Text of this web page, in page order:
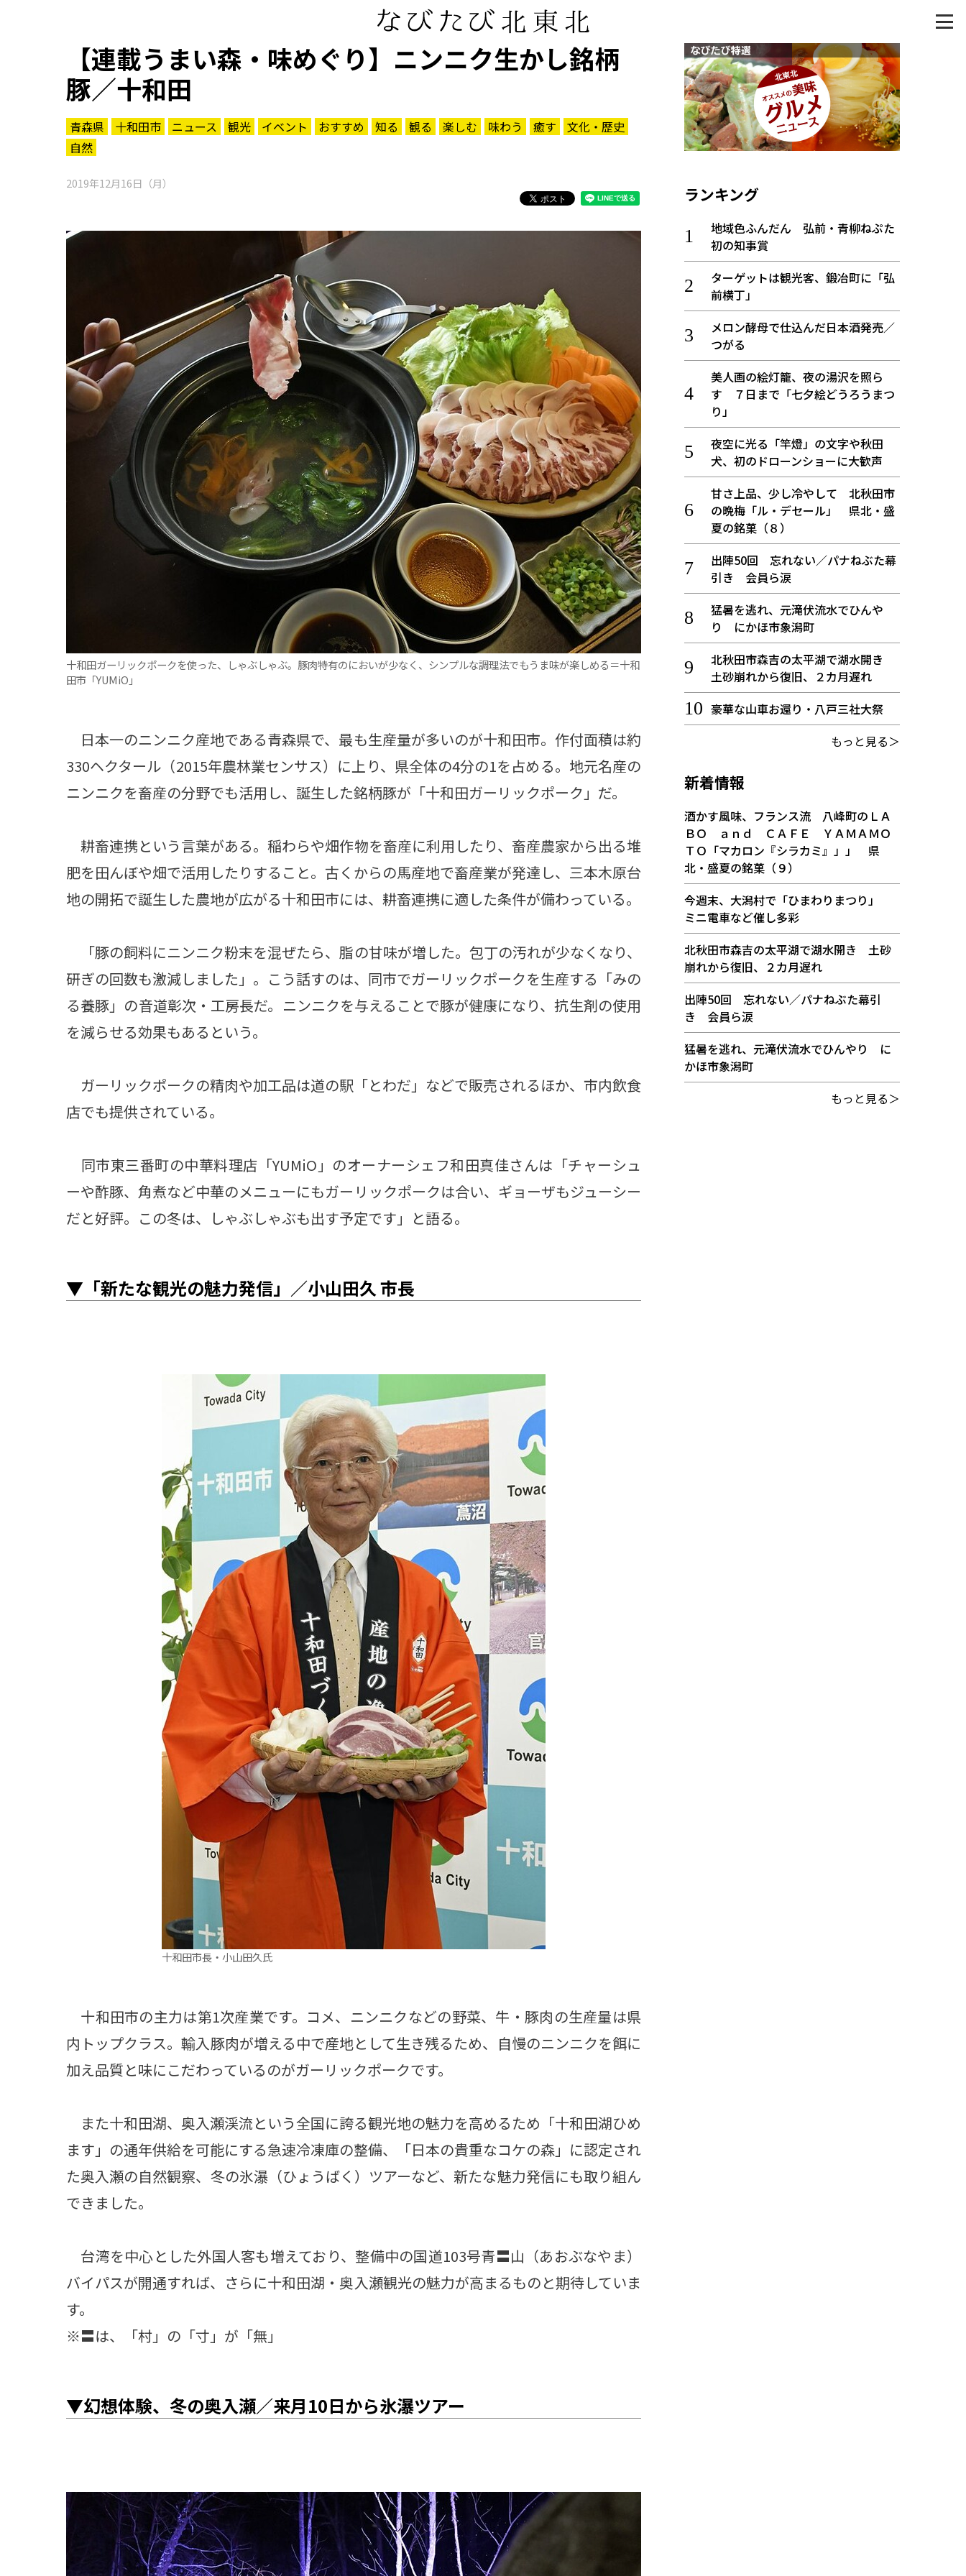
【連載うまい森・味めぐり】ニンニク生かし銘柄
豚／十和田
青森県 十和田市 ニュース 観光 イベント おすすめ 知る 観る 楽しむ 味わう 癒す
文化・歴史
自然
2019年12月16日（月）
十和田ガーリックポークを使った、しゃぶしゃぶ。豚肉特有のにおいが少なく、シンプルな調理法でもうま味が楽しめる＝十和
田市「YUMiO」
日本一のニンニク産地である青森県で、最も生産量が多いのが十和田市。作付面積は約
330ヘクタール（2015年農林業センサス）に上り、県全体の4分の1を占める。地元名産の
ニンニクを畜産の分野でも活用し、誕生した銘柄豚が「十和田ガーリックポーク」だ。
耕畜連携という言葉がある。稲わらや畑作物を畜産に利用したり、畜産農家から出る堆
肥を田んぼや畑で活用したりすること。古くからの馬産地で畜産業が発達し、三本木原台
地の開拓で誕生した農地が広がる十和田市には、耕畜連携に適した条件が備わっている。
「豚の飼料にニンニク粉末を混ぜたら、脂の甘味が増した。包丁の汚れが少なくなり、
研ぎの回数も激減しました」。こう話すのは、同市でガーリックポークを生産する「みの
る養豚」の音道彰次・工房長だ。ニンニクを与えることで豚が健康になり、抗生剤の使用
を減らせる効果もあるという。
ガーリックポークの精肉や加工品は道の駅「とわだ」などで販売されるほか、市内飲食
店でも提供されている。
同市東三番町の中華料理店「YUMiO」のオーナーシェフ和田真佳さんは「チャーシュ
ーや酢豚、角煮など中華のメニューにもガーリックポークは合い、ギョーザもジューシー
だと好評。この冬は、しゃぶしゃぶも出す予定です」と語る。
▼「新たな観光の魅力発信」／小山田久 市長
十和田市長・小山田久氏
十和田市の主力は第1次産業です。コメ、ニンニクなどの野菜、牛・豚肉の生産量は県
内トップクラス。輸入豚肉が増える中で産地として生き残るため、自慢のニンニクを餌に
加え品質と味にこだわっているのがガーリックポークです。
また十和田湖、奥入瀬渓流という全国に誇る観光地の魅力を高めるため「十和田湖ひめ
ます」の通年供給を可能にする急速冷凍庫の整備、「日本の貴重なコケの森」に認定され
た奥入瀬の自然観察、冬の氷瀑（ひょうばく）ツアーなど、新たな魅力発信にも取り組ん
できました。
台湾を中心とした外国人客も増えており、整備中の国道103号青〓山（あおぶなやま）
バイパスが開通すれば、さらに十和田湖・奥入瀬観光の魅力が高まるものと期待していま
す。
※〓は、「村」の「寸」が「無」
▼幻想体験、冬の奥入瀬／来月10日から氷瀑ツアー
ランキング
地域色ふんだん 弘前・青柳ねぷた
初の知事賞
ターゲットは観光客、鍛冶町に「弘
前横丁」
メロン酵母で仕込んだ日本酒発売／
つがる
美人画の絵灯籠、夜の湯沢を照ら
す ７日まで「七夕絵どうろうまつ
り」
夜空に光る「竿燈」の文字や秋田
犬、初のドローンショーに大歓声
甘さ上品、少し冷やして 北秋田市
の晩梅「ル・デセール」 県北・盛
夏の銘菓（８）
出陣50回 忘れない／パナねぶた幕
引き 会員ら涙
猛暑を逃れ、元滝伏流水でひんや
り にかほ市象潟町
北秋田市森吉の太平湖で湖水開き
土砂崩れから復旧、２カ月遅れ
豪華な山車お還り・八戸三社大祭
もっと見る＞
新着情報
酒かす風味、フランス流 八峰町のＬＡ
ＢＯ ａｎｄ ＣＡＦＥ ＹＡＭＡＭＯ
ＴＯ「マカロン『シラカミ』」」 県
北・盛夏の銘菓（９）
今週末、大潟村で「ひまわりまつり」
ミニ電車など催し多彩
北秋田市森吉の太平湖で湖水開き 土砂
崩れから復旧、２カ月遅れ
出陣50回 忘れない／パナねぶた幕引
き 会員ら涙
猛暑を逃れ、元滝伏流水でひんやり に
かほ市象潟町
もっと見る＞
まつり・イベント
おみやげ・特産
道の駅・産直
アウトドア・レジャー